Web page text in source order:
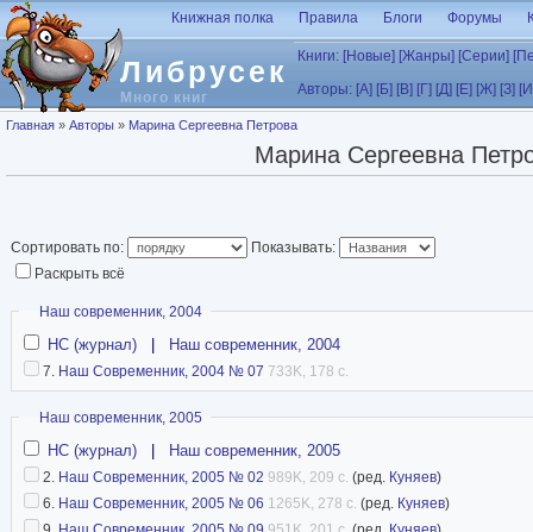
Перейти к основному содержанию
Либрусек
Много книг
Книжная полка Правила Блоги Форумы
Книги: [Новые] [Жанры] [Серии]
Авторы: [А] [Б] [В] [Г] [Д] [Е] [Ж] [З]
Вы здесь
Главная » Авторы » Марина Сергеевна Петрова
Марина Сергеевна
Сортировать по:
Показывать:
Раскрыть всё
Скрыть
Наш современник, 2004
НС (журнал) Наш современник, 2004
7. Наш Современник, 2004 № 07 733K, 178 с.
Скрыть
Наш современник, 2005
НС (журнал) Наш современник, 2005
2. Наш Современник, 2005 № 02 989K, 209 с. (ред. Куняев)
6. Наш Современник, 2005 № 06 1265K, 278 с. (ред. Куняев)